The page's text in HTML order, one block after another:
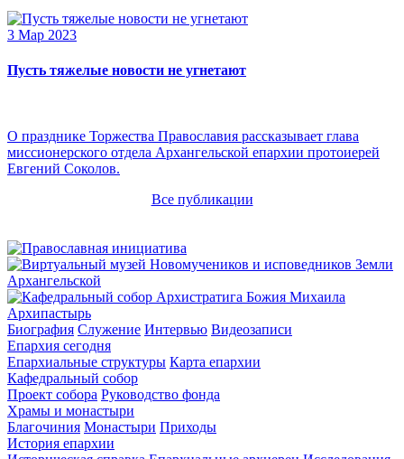
3 Мар 2023
Пусть тяжелые новости не угнетают
О празднике Торжества Православия рассказывает глава
миссионерского отдела Архангельской епархии протоиерей
Евгений Соколов.
Все публикации
Архипастырь
Биография Служение Интервью Видеозаписи
Епархия сегодня
Епархиальные структуры Карта епархии
Кафедральный собор
Проект собора Руководство фонда
Храмы и монастыри
Благочиния Монастыри Приходы
История епархии